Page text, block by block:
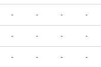
- - - -
- - - -
- - - -